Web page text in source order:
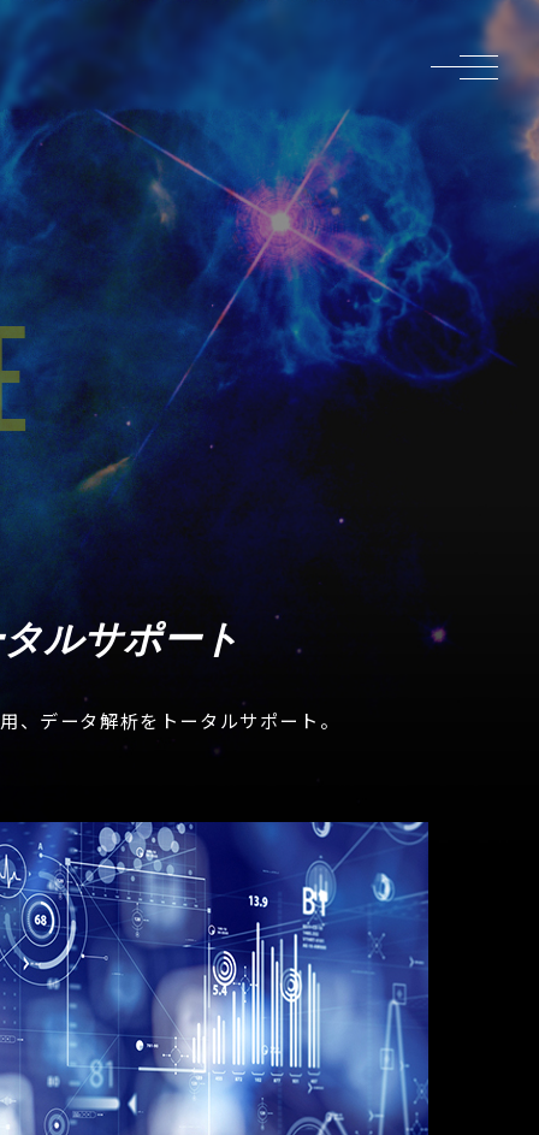
ルサポート
データ解析をトータルサポート。